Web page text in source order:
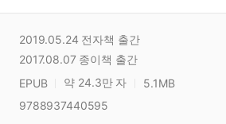
2019.05.24 전자책 출간
2017.08.07 종이책 출간
EPUB 약 24.3만 자 5.1MB
9788937440595